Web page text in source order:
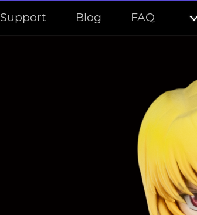
Support Blog FAQ